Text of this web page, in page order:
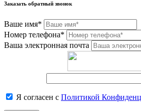
Заказать обратный звонок
Ваше имя*
Номер телефона*
Ваша электронная почта
Я согласен с Политикой